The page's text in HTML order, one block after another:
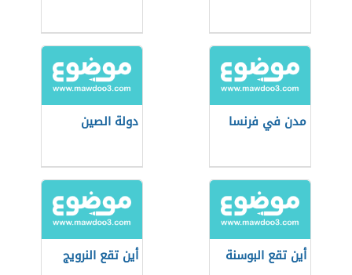
مدن في فرنسا دولة الصين
أين تقع البوسنة أين تقع النرويج